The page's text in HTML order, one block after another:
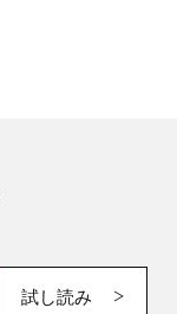
試し読み